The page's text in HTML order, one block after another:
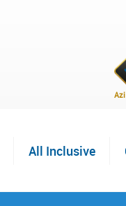
All Inclusive